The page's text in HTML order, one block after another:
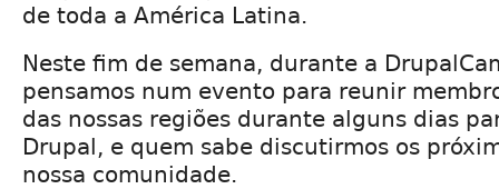
de toda a América Latina.
Neste fim de semana, durante a
pensamos num evento para reunir
das nossas regiões durante alguns dias
Drupal, e quem sabe discutirmos os
nossa comunidade.